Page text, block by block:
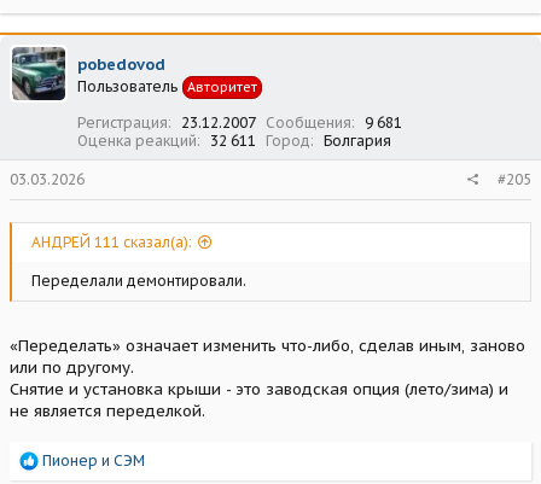
pobedovod
Пользователь Авторитет
Регистрация 23.12.2007 Сообщения
9 681
Оценка реакций
32 611 Город Болгария
03.03.2026 #205
АНДРЕЙ 111 сказал(а):
Переделали демонтировали.
«Переделать» означает изменить что-либо, сделав иным, заново
или по другому.
Снятие и установка крыши - это заводская опция (лето/зима) и
не является переделкой.
Р
Пионер и СЭМ